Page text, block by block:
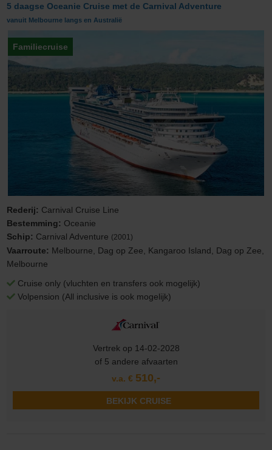
5 daagse Oceanie Cruise met de Carnival Adventure
vanuit Melbourne langs en Australië
Familiecruise
Rederij: Carnival Cruise Line
Bestemming: Oceanie
Schip: Carnival Adventure (2001)
Vaarroute: Melbourne, Dag op Zee, Kangaroo Island, Dag op Zee,
Melbourne
Cruise only (vluchten en transfers ook mogelijk)
Volpension (All inclusive is ook mogelijk)
Vertrek op 14-02-2028
of 5 andere afvaarten
v.a. € 510,-
BEKIJK CRUISE